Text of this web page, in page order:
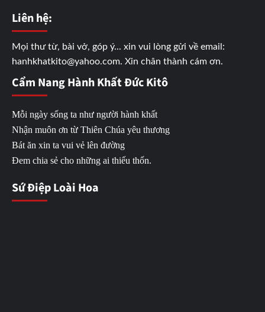
Liên hệ:
Mọi thư từ, bài vở, góp ý... xin vui lòng gửi về email:
hanhkhatkito@yahoo.com. Xin chân thành cám ơn.
Cẩm Nang Hành Khất Đức Kitô
Mỗi ngày sống ta như người hành khất
Nhận muôn ơn từ Thiên Chúa yêu thương
Bát ăn xin ta vui vẻ lên đường
Đem chia sẻ cho những ai thiếu thốn.
Sứ Điệp Loài Hoa